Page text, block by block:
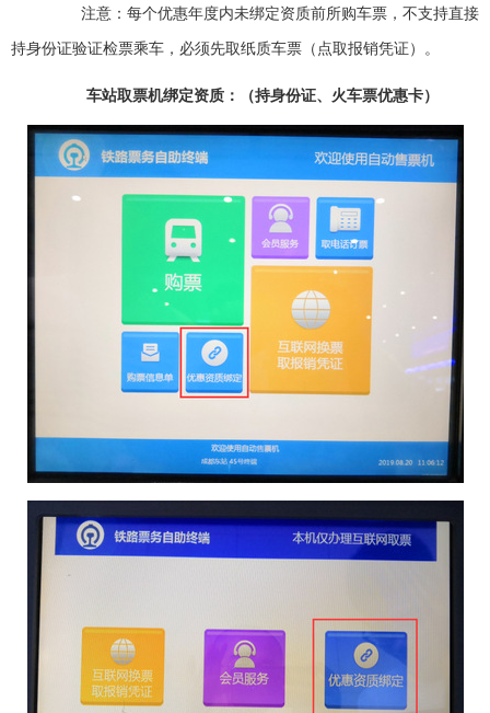
注意：每个优惠年度内未绑定资质前所购车票，不支持直接
持身份证验证检票乘车，必须先取纸质车票（点取报销凭证）。
车站取票机绑定资质：（持身份证、火车票优惠卡）